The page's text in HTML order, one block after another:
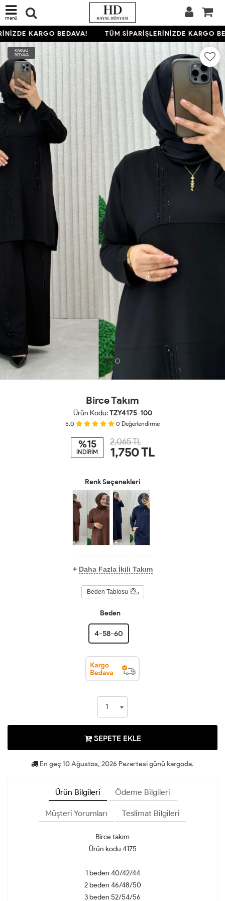
menü
KARGO BEDAVA! TÜM SİPARİŞLERİNİZDE KARGO
KARGO
BEDAVA
Birce Takım
Ürün Kodu:TZY4175-100
5.0 0 Değerlendirme
%15
İNDİRİM
2,065 TL
1,750TL
Renk Seçenekleri
+ Daha Fazla İkili Takım
Beden Tablosu
Beden
4-58-60
SEPETE EKLE
En geç 10 Ağustos, 2026 Pazartesi günü kargoda.
Ürün Bilgileri Ödeme Bilgileri
Müşteri Yorumları Teslimat Bilgileri
Birce takım
Ürün kodu 4175
1 beden 40/42/44
2 beden 46/48/50
3 beden 52/54/56